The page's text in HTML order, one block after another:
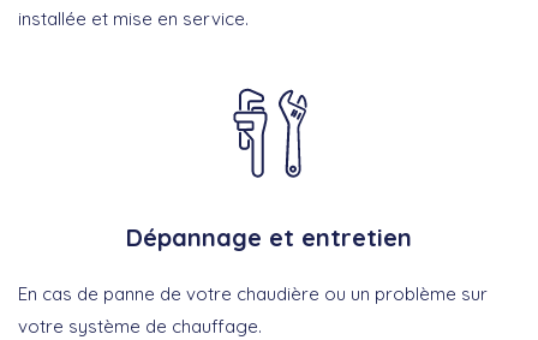
installée et mise en service.
Dépannage et entretien
En cas de panne de votre chaudière ou un problème sur
votre système de chauffage.